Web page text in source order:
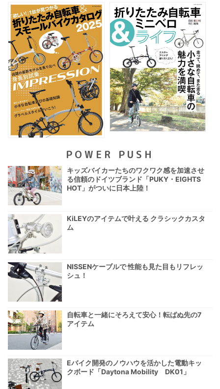
POWER PUSH
キッズバイカーたちのワクワク感を加速させ
る信頼のドイツブランド「PUKY・EIGHTS
HOT」がついに日本上陸！
KiLEYのアイテムで叶える クラシックカスタ
ム
NISSENケーブルで 性能も見た目もリフレッ
シュ！
自転車と一緒にそろえて安心！転ばぬ先の7
アイテム
Eバイク開発のノウハウを活かした電動キッ
クボード「Daytona Mobility DK01」